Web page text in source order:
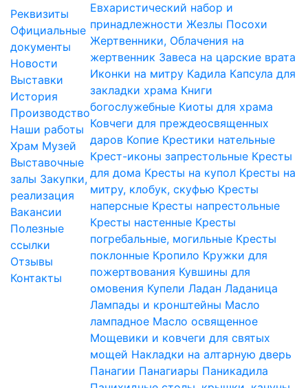
Реквизиты
Официальные
документы
Новости
Выставки
История
Производство
Наши работы
Храм Музей
Выставочные
залы Закупки,
реализация
Вакансии
Полезные
ссылки
Отзывы
Контакты
Евхаристический набор и
принадлежности Жезлы Посохи
Жертвенники, Облачения на
жертвенник Завеса на царские врата
Иконки на митру Кадила Капсула для
закладки храма Книги
богослужебные Киоты для храма
Ковчеги для преждеосвященных
даров Копие Крестики нательные
Крест-иконы запрестольные Кресты
для дома Кресты на купол Кресты на
митру, клобук, скуфью Кресты
наперсные Кресты напрестольные
Кресты настенные Кресты
погребальные, могильные Кресты
поклонные Кропило Кружки для
пожертвования Кувшины для
омовения Купели Ладан Ладаница
Лампады и кронштейны Масло
лампадное Масло освященное
Мощевики и ковчеги для святых
мощей Накладки на алтарную дверь
Панагии Панагиары Паникадила